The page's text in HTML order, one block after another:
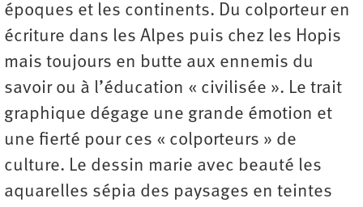
époques et les continents. Du colporteur en
écriture dans les Alpes puis chez les Hopis
mais toujours en butte aux ennemis du
savoir ou à l’éducation « civilisée ». Le trait
graphique dégage une grande émotion et
une fierté pour ces « colporteurs » de
culture. Le dessin marie avec beauté les
aquarelles sépia des paysages en teintes